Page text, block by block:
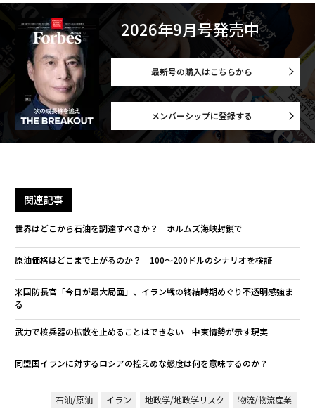
2026年9月号発売中
最新号の購入はこちらから
メンバーシップに登録する
関連記事
世界はどこから石油を調達すべきか？ ホルムズ海峡封鎖で
原油価格はどこまで上がるのか？ 100～200ドルのシナリオを検証
米国防長官「今日が最大局面」、イラン戦の終結時期めぐり不透明感強ま
る
武力で核兵器の拡散を止めることはできない 中東情勢が示す現実
同盟国イランに対するロシアの控えめな態度は何を意味するのか？
石油/原油 イラン 地政学/地政学リスク
物流/物流産業